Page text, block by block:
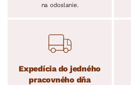
na odoslanie.
Expedícia do jedného
pracovného dňa